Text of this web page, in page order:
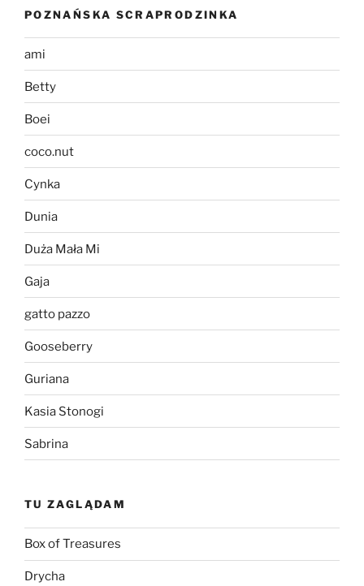
POZNAŃSKA SCRAPRODZINKA
ami
Betty
Boei
coco.nut
Cynka
Dunia
Duża Mała Mi
Gaja
gatto pazzo
Gooseberry
Guriana
Kasia Stonogi
Sabrina
TU ZAGLĄDAM
Box of Treasures
Drycha